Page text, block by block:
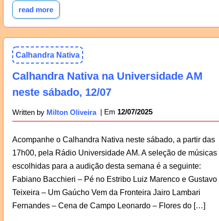
read more
Calhandra Nativa
Calhandra Nativa na Universidade AM
neste sábado, 12/07
Written by Milton Oliveira 12/07/2025
Acompanhe o Calhandra Nativa neste sábado, a partir das
17h00, pela Rádio Universidade AM. A seleção de músicas
escolhidas para a audição desta semana é a seguinte:
Fabiano Bacchieri – Pé no Estribo Luiz Marenco e Gustavo
Teixeira – Um Gaúcho Vem da Fronteira Jairo Lambari
Fernandes – Cena de Campo Leonardo – Flores do […]